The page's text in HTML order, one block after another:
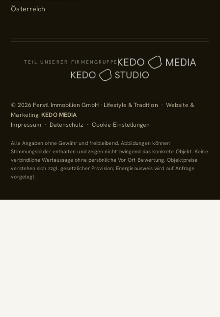
Österreich
TEIL UNSERER FIRMENGRUPPE
© 2026 Ferstl Immobilien GmbH · Lifestyle & Tradition · Website &
Marketing:KEDO MEDIA
Impressum · Datenschutz · Cookie-Einstellungen
Alle Angaben ohne Gewähr und freibleibend. Abbildungen können
Stimmungsbilder enthalten und zeigen nicht zwingend das konkrete Objekt. Keine
verbindliche Wertaussage ohne persönliche Vor-Ort-Bewertung. Objektpreise
verstehen sich zzgl. gesetzlicher Provision; Energieausweis wird auf Anfrage
vorgelegt.